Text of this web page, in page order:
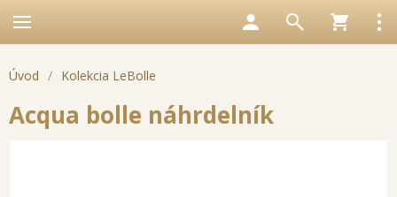
Úvod / Kolekcia LeBolle
Acqua bolle náhrdelník